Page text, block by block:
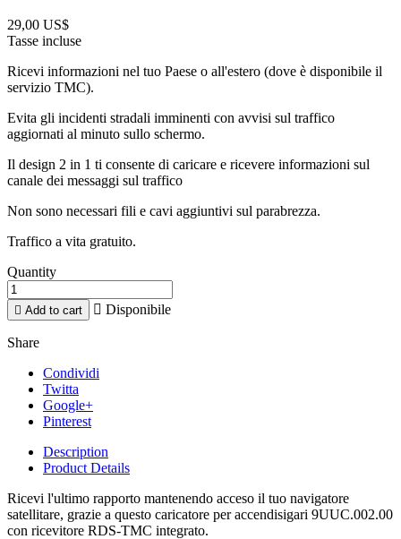
29,00 US$
Tasse incluse
Ricevi informazioni nel tuo Paese o all'estero (dove è disponibile il
servizio TMC).
Evita gli incidenti stradali imminenti con avvisi sul traffico
aggiornati al minuto sullo schermo.
Il design 2 in 1 ti consente di caricare e ricevere informazioni sul
canale dei messaggi sul traffico
Non sono necessari fili e cavi aggiuntivi sul parabrezza.
Traffico a vita gratuito.
Quantity
 Add to cart  Disponibile
Share
Condividi
Twitta
Google+
Pinterest
Description
Product Details
Ricevi l'ultimo rapporto mantenendo acceso il tuo navigatore
satellitare, grazie a questo caricatore per accendisigari 9UUC.002.00
con ricevitore RDS-TMC integrato.